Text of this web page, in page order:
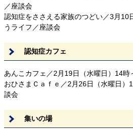
／座談会
認知症をささえる家族のつどい／3月10
うライフ／座談会
認知症カフェ
あんこカフェ／2月19日（水曜日）14時
おひさまＣａｆｅ／2月26日（水曜日）
談会
集いの場